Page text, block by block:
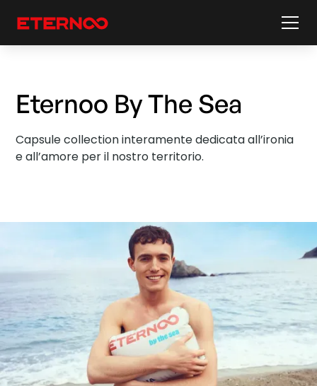
Eternoo By The Sea
Capsule collection interamente dedicata all’ironia
e all’amore per il nostro territorio.